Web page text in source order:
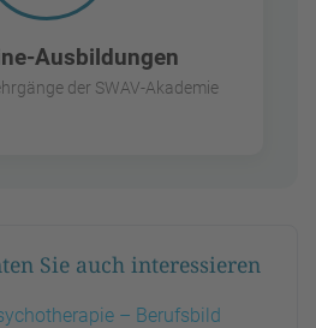
Ausbildungen
der SWAV-Akademie
Sie auch interessieren
– Berufsbild